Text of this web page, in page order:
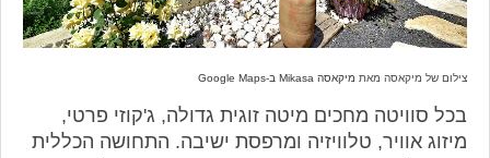
צילום של מיקאסה מאת מיקאסה Mikasa ב-Google Maps
בכל סוויטה מחכים מיטה זוגית גדולה, ג'קוזי פרטי,
מיזוג אוויר, טלוויזיה ומרפסת ישיבה. התחושה הכללית